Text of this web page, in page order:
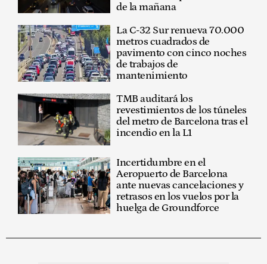
de la mañana
La C-32 Sur renueva 70.000
metros cuadrados de
pavimento con cinco noches
de trabajos de
mantenimiento
TMB auditará los
revestimientos de los túneles
del metro de Barcelona tras el
incendio en la L1
Incertidumbre en el
Aeropuerto de Barcelona
ante nuevas cancelaciones y
retrasos en los vuelos por la
huelga de Groundforce